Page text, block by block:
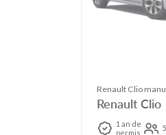
Renault Clio
Renault Clio
1 an de
permis
5